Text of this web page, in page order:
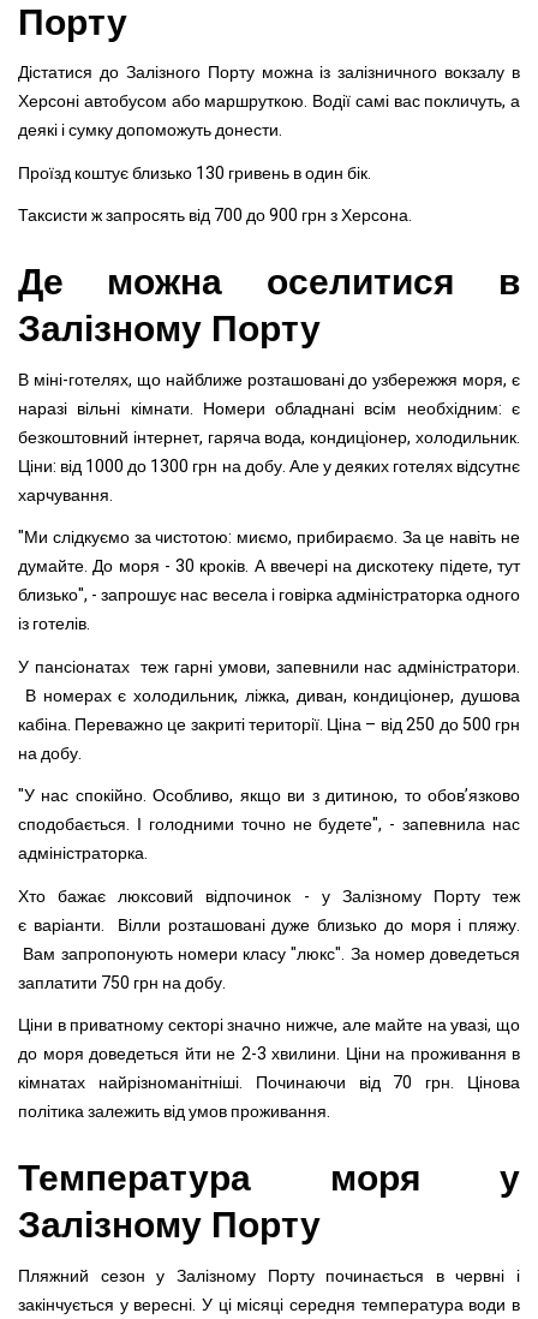
Порту
Дістатися до Залізного Порту можна із залізничного вокзалу в
Херсоні автобусом або маршруткою. Водії самі вас покличуть, а
деякі і сумку допоможуть донести.
Проїзд коштує близько 130 гривень в один бік.
Таксисти ж запросять від 700 до 900 грн з Херсона.
Де можна оселитися в
Залізному Порту
В міні-готелях, що найближе розташовані до узбережжя моря, є
наразі вільні кімнати. Номери обладнані всім необхідним: є
безкоштовний інтернет, гаряча вода, кондиціонер, холодильник.
Ціни: від 1000 до 1300 грн на добу. Але у деяких готелях відсутнє
харчування.
"Ми слідкуємо за чистотою: миємо, прибираємо. За це навіть не
думайте. До моря - 30 кроків. А ввечері на дискотеку підете, тут
близько", - запрошує нас весела і говірка адміністраторка одного
із готелів.
У пансіонатах теж гарні умови, запевнили нас адміністратори.
В номерах є холодильник, ліжка, диван, кондиціонер, душова
кабіна. Переважно це закриті території. Ціна – від 250 до 500 грн
на добу.
"У нас спокійно. Особливо, якщо ви з дитиною, то обов’язково
сподобається. І голодними точно не будете", - запевнила нас
адміністраторка.
Хто бажає люксовий відпочинок - у Залізному Порту теж
є варіанти. Вілли розташовані дуже близько до моря і пляжу.
Вам запропонують номери класу "люкс". За номер доведеться
заплатити 750 грн на добу.
Ціни в приватному секторі значно нижче, але майте на увазі, що
до моря доведеться йти не 2-3 хвилини. Ціни на проживання в
кімнатах найрізноманітніші. Починаючи від 70 грн. Цінова
політика залежить від умов проживання.
Температура моря у
Залізному Порту
Пляжний сезон у Залізному Порту починається в червні і
закінчується у вересні. У ці місяці середня температура води в